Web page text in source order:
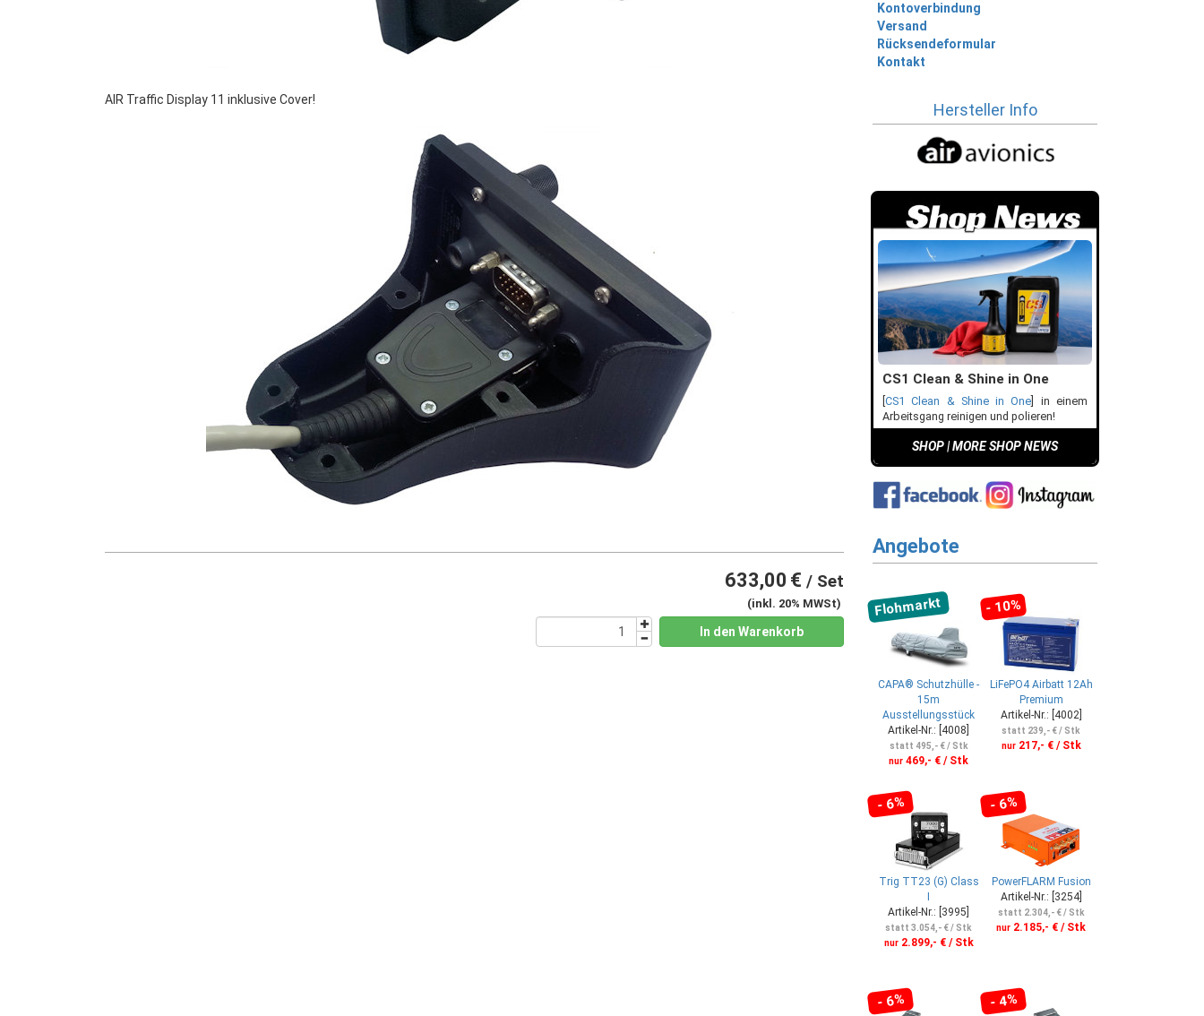
AIR Traffic Display 11 inklusive Cover!
633,00 € / Set
(inkl. 20% MWSt)
In den Warenkorb
Kontoverbindung
Versand
Rücksendeformular
Kontakt
Hersteller Info
CS1 Clean & Shine in One
CS1 Clean & Shine in One ] in einem
Arbeitsgang reinigen und polieren!
SHOP|MORE SHOP NEWS
Angebote
Flohmarkt
CAPA® Schutzhülle -
15m
Ausstellungsstück
Artikel-Nr.: [4008]
statt 495,- € / Stk
nur 469,- € / Stk
- 10%
LiFePO4 Airbatt 12Ah
Premium
Artikel-Nr.: [4002]
statt 239,- € / Stk
nur217,- € / Stk
- 6%
Trig TT23 (G) Class
I
Artikel-Nr.: [3995]
statt 3.054,- € / Stk
nur2.899,- € / Stk
- 6%
PowerFLARM Fusion
Artikel-Nr.: [3254]
statt 2.304,- € / Stk
nur 2.185,- € / Stk
- 6% - 4%